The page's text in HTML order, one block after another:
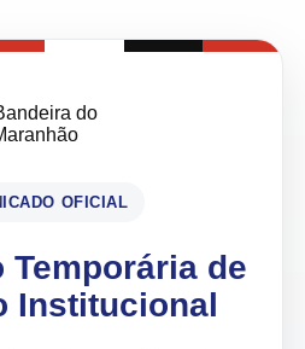
OFICIAL
Temporária de
Institucional